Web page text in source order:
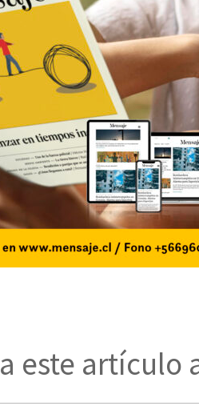
este artículo